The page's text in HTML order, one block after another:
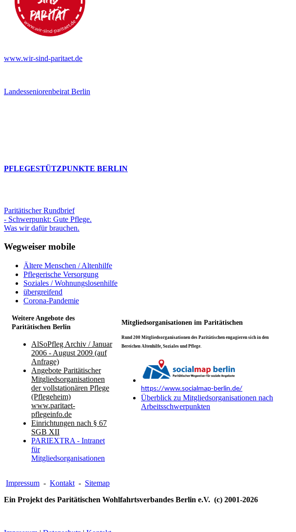
www.wir-sind-paritaet.de
Landesseniorenbeirat Berlin
PFLEGESTÜTZPUNKTE BERLIN
Paritätischer Rundbrief
- Schwerpunkt: Gute Pflege.
Was wir dafür brauchen.
Wegweiser mobile
Ältere Menschen / Altenhilfe
Pflegerische Versorgung
Soziales / Wohnungslosenhilfe
übergreifend
Corona-Pandemie
Weitere Angebote des
Paritätischen Berlin
Mitgliedsorganisationen im Paritätischen
AlSoPfleg Archiv / Januar
2006 - August 2009 (auf
Anfrage)
Angebote Paritätischer
Mitgliedsorganisationen
der vollstationären Pflege
(Pflegeheim)
www.paritaet-
pflegeinfo.de
Einrichtungen nach § 67
SGB XII
PARIEXTRA - Intranet
für
Mitgliedsorganisationen
Rund 200 Mitgliedsorganisationen des Paritätischen engagieren sich in den
Bereichen Altenhilfe, Soziales und Pflege.
https://www.socialmap-berlin.de/
Überblick zu Mitgliedsorganisationen nach
Arbeitsschwerpunkten
Impressum - Kontakt - Sitemap
Ein Projekt des Paritätischen Wohlfahrtsverbandes Berlin e.V. (c) 2001-2026